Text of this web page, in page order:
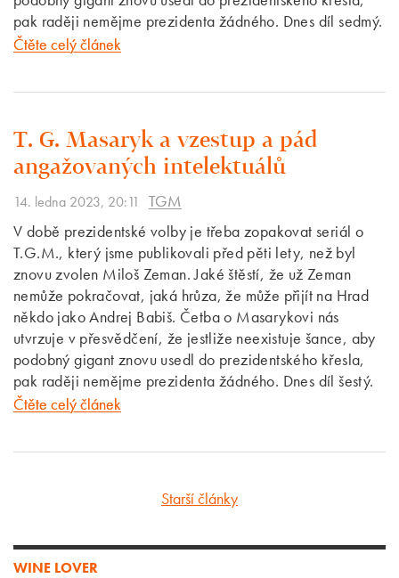
pak raději nemějme prezidenta žádného. Dnes díl sedmý.
Čtěte celý článek
T. G. Masaryk a vzestup a pád
angažovaných intelektuálů
14. ledna 2023, 20:11
TGM
V době prezidentské volby je třeba zopakovat seriál o
T.G.M., který jsme publikovali před pěti lety, než byl
znovu zvolen Miloš Zeman. Jaké štěstí, že už Zeman
nemůže pokračovat, jaká hrůza, že může přijít na Hrad
někdo jako Andrej Babiš. Četba o Masarykovi nás
utvrzuje v přesvědčení, že jestliže neexistuje šance, aby
podobný gigant znovu usedl do prezidentského křesla,
pak raději nemějme prezidenta žádného. Dnes díl šestý.
Čtěte celý článek
Starší články
WINE LOVER